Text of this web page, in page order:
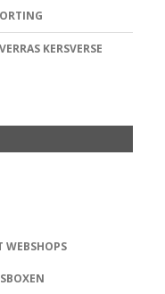
KERSVERSE
WEBSHOPS